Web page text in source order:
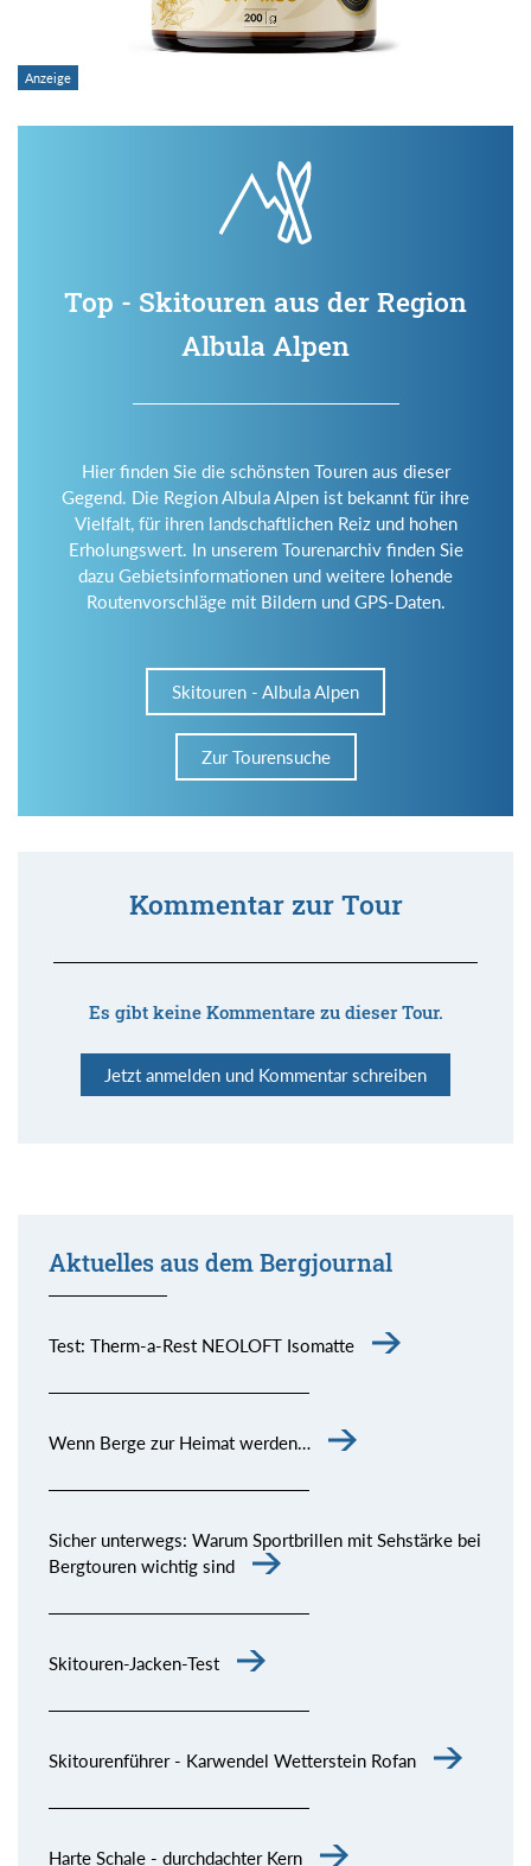
Top - Skitouren aus der Region
Albula Alpen
Hier finden Sie die schönsten Touren aus dieser
Gegend. Die Region Albula Alpen ist bekannt für ihre
Vielfalt, für ihren landschaftlichen Reiz und hohen
Erholungswert. In unserem Tourenarchiv finden Sie
dazu Gebietsinformationen und weitere lohende
Routenvorschläge mit Bildern und GPS-Daten.
Skitouren - Albula Alpen
Zur Tourensuche
Kommentar zur Tour
Es gibt keine Kommentare zu dieser Tour.
Jetzt anmelden und Kommentar schreiben
Aktuelles aus dem Bergjournal
Test: Therm-a-Rest NEOLOFT Isomatte
Wenn Berge zur Heimat werden…
Sicher unterwegs: Warum Sportbrillen mit Sehstärke bei
Bergtouren wichtig sind
Skitouren-Jacken-Test
Skitourenführer - Karwendel Wetterstein Rofan
Harte Schale - durchdachter Kern